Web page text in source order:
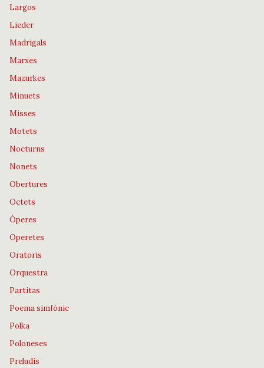
Largos
Lieder
Madrigals
Marxes
Mazurkes
Minuets
Misses
Motets
Nocturns
Nonets
Obertures
Octets
Òperes
Operetes
Oratoris
Orquestra
Partitas
Poema simfònic
Polka
Poloneses
Preludis